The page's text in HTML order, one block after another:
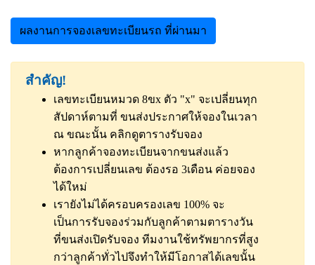
ผลงานการจองเลขทะเบียนรถ ที่ผ่านมา
สำคัญ!
เลขทะเบียนหมวด 8ขx ตัว "x" จะเปลี่ยนทุก
สัปดาห์ตามที่ ขนส่งประกาศให้จองในเวลา
ณ ขณะนั้น คลิกดูตารางรับจอง
หากลูกค้าจองทะเบียนจากขนส่งแล้ว
ต้องการเปลี่ยนเลข ต้องรอ 3เดือน ค่อยจอง
ได้ใหม่
เรายังไม่ได้ครอบครองเลข 100% จะ
เป็นการรับจองร่วมกับลูกค้าตามตารางวัน
ที่ขนส่งเปิดรับจอง ทีมงานใช้ทรัพยากรที่สูง
กว่าลูกค้าทั่วไปจึงทำให้มีโอกาสได้เลขนั้น